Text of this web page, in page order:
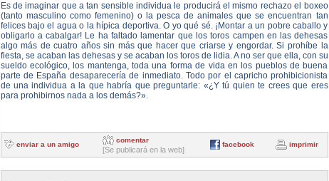
Es de imaginar que a tan sensible individua le producirá el mismo rechazo el boxeo
(tanto masculino como femenino) o la pesca de animales que se encuentran tan
felices bajo el agua o la hípica deportiva. O yo qué sé. ¡Montar a un pobre caballo y
obligarlo a cabalgar! Le ha faltado lamentar que los toros campen en las dehesas
algo más de cuatro años sin más que hacer que criarse y engordar. Si prohíbe la
fiesta, se acaban las dehesas y se acaban los toros de lidia. A no ser que ella, con su
sueldo ecológico, los mantenga, toda una forma de vida en los pueblos de buena
parte de España desaparecería de inmediato. Todo por el capricho prohibicionista
de una individua a la que habría que preguntarle: «¿Y tú quien te crees que eres
para prohibirnos nada a los demás?».
enviar a un amigo
comentar
[Se publicará en la web]
facebook imprimir